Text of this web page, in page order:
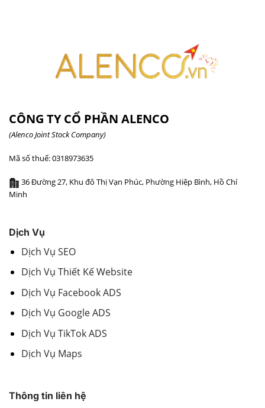
CÔNG TY CỔ PHẦN ALENCO
(Alenco Joint Stock Company)
Mã số thuế: 0318973635
36 Đường 27, Khu đô Thị Vạn Phúc, Phường Hiệp Bình, Hồ Chí
Minh
Dịch Vụ
Dịch Vụ SEO
Dịch Vụ Thiết Kế Website
Dịch Vụ Facebook ADS
Dịch Vụ Google ADS
Dịch Vụ TikTok ADS
Dịch Vụ Maps
Thông tin liên hệ